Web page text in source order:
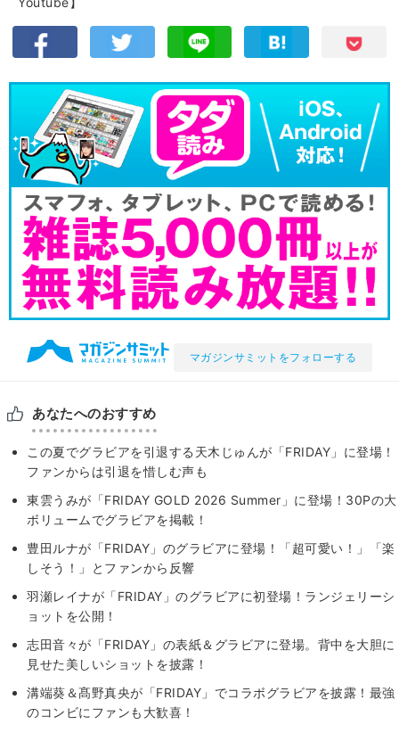
マガジンサミットをフォローする
あなたへのおすすめ
この夏でグラビアを引退する天木じゅんが「FRIDAY」に登場！
ファンからは引退を惜しむ声も
東雲うみが「FRIDAY GOLD 2026 Summer」に登場！30Pの大
ボリュームでグラビアを掲載！
豊田ルナが「FRIDAY」のグラビアに登場！「超可愛い！」「楽
しそう！」とファンから反響
羽瀬レイナが「FRIDAY」のグラビアに初登場！ランジェリーシ
ョットを公開！
志田音々が「FRIDAY」の表紙＆グラビアに登場。背中を大胆に
見せた美しいショットを披露！
溝端葵＆髙野真央が「FRIDAY」でコラボグラビアを披露！最強
のコンビにファンも大歓喜！